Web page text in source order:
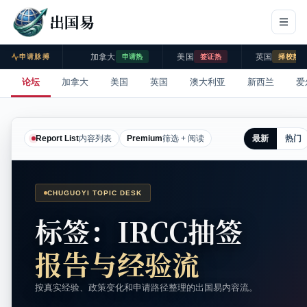
出国易
申请脉搏 加拿大 申请热 美国 签证热 英国 择校热
论坛 加拿大 美国 英国 澳大利亚 新西兰 爱
Report List内容列表 Premium筛选 + 阅读 最新 热门
CHUGUOYI TOPIC DESK
标签：IRCC抽签
报告与经验流
按真实经验、政策变化和申请路径整理的出国易内容流。